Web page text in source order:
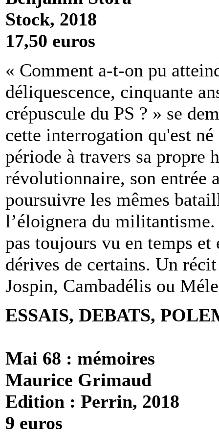
Stock, 2018
17,50 euros
« Comment a-t-on pu
déliquescence, cinquante
crépuscule du PS ? » se
cette interrogation qu'est
période à travers sa propre
révolutionnaire, son entrée
poursuivre les mêmes
l’éloignera du
pas toujours vu en temps
dérives de certains. Un
Jospin, Cambadélis ou
ESSAIS, DEBATS,
Mai 68 : mémoires
Maurice Grimaud
Edition : Perrin, 2018
9 euros